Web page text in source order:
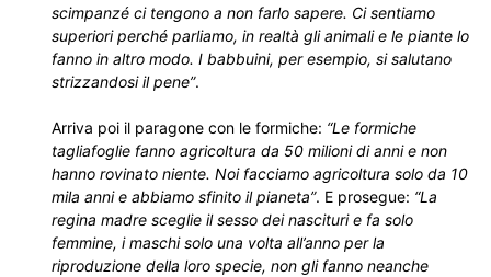
scimpanzé ci tengono a non farlo sapere. Ci sentiamo
superiori perché parliamo, in realtà gli animali e le piante lo
fanno in altro modo. I babbuini, per esempio, si salutano
strizzandosi il pene”.
Arriva poi il paragone con le formiche: “Le formiche
tagliafoglie fanno agricoltura da 50 milioni di anni e non
hanno rovinato niente. Noi facciamo agricoltura solo da 10
mila anni e abbiamo sfinito il pianeta”. E prosegue: “La
regina madre sceglie il sesso dei nascituri e fa solo
femmine, i maschi solo una volta all’anno per la
riproduzione della loro specie, non gli fanno neanche